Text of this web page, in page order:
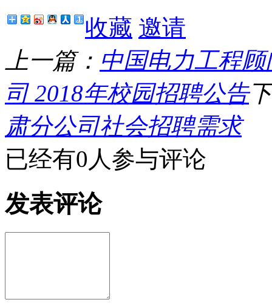
收藏 邀请
上一篇： 中国电力工程
司 2018年校园招聘公告
肃分公司社会招聘需求
已经有0人参与评论
发表评论